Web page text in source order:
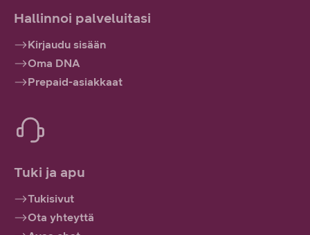
Hallinnoi palveluitasi
Kirjaudu sisään
Oma DNA
Prepaid-asiakkaat
Tuki ja apu
Tukisivut
Ota yhteyttä